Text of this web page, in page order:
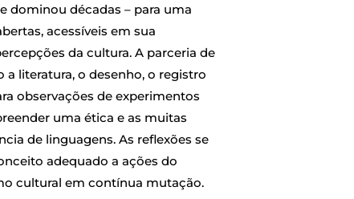
dominou décadas – para uma
acessíveis em sua
da cultura. A parceria de
literatura, o desenho, o registro
observações de experimentos
uma ética e as muitas
de linguagens. As reflexões se
adequado a ações do
cultural em contínua mutação.